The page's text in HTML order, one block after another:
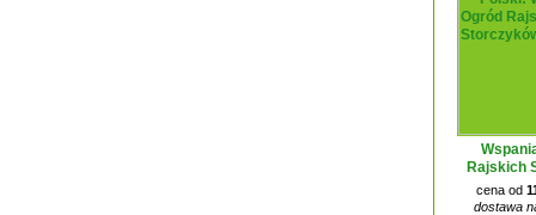
Rajskich
cena od
dostawa